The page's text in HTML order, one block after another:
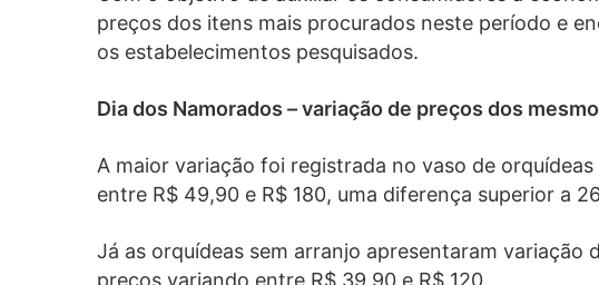
preços dos itens mais procurados neste período e
os estabelecimentos pesquisados.
Dia dos Namorados – variação de preços dos
A maior variação foi registrada no vaso de
entre R$ 49,90 e R$ 180, uma diferença superior a
Já as orquídeas sem arranjo apresentaram variação
preços variando entre R$ 39,90 e R$ 120.